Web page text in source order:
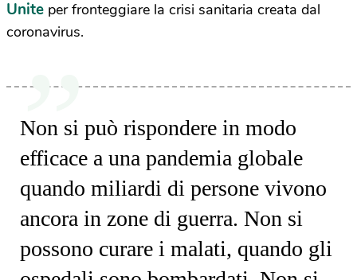
Unite per fronteggiare la crisi sanitaria creata dal
coronavirus.
Non si può rispondere in modo
efficace a una pandemia globale
quando miliardi di persone vivono
ancora in zone di guerra. Non si
possono curare i malati, quando gli